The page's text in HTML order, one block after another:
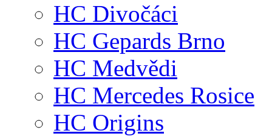
HC Divočáci
HC Gepards Brno
HC Medvědi
HC Mercedes Rosice
HC Origins